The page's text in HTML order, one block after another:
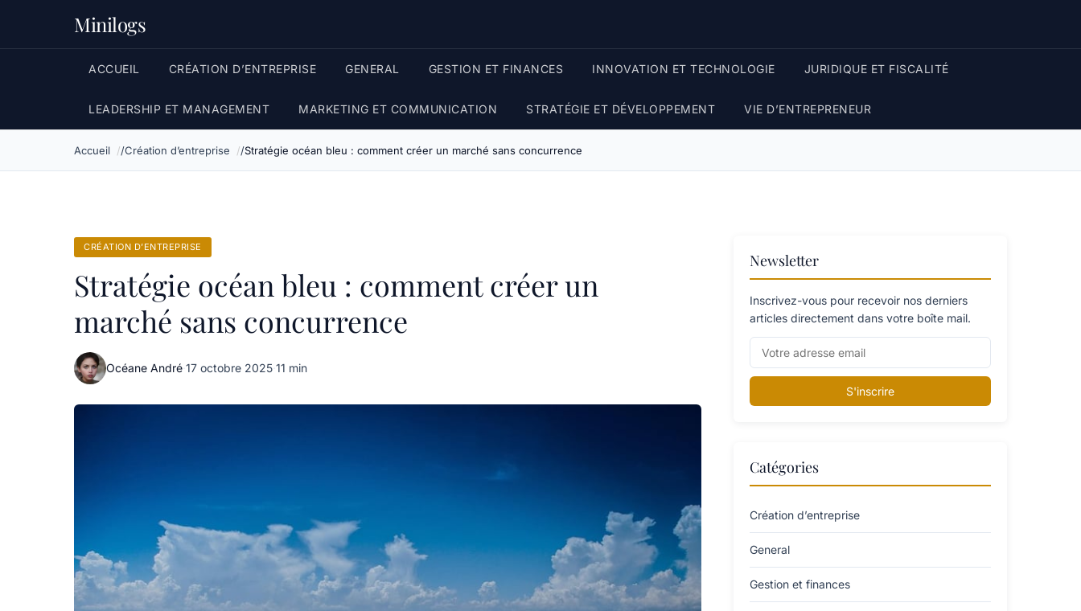
Minilogs
ACCUEIL CRÉATION D’ENTREPRISE GENERAL GESTION ET FINANCES INNOVATION ET TECHNOLOGIE JURIDIQUE ET FISCALITÉ
LEADERSHIP ET MANAGEMENT MARKETING ET COMMUNICATION STRATÉGIE ET DÉVELOPPEMENT VIE D’ENTREPRENEUR
Accueil Création d’entreprise Stratégie océan bleu : comment créer un marché sans concurrence
CRÉATION D’ENTREPRISE
Stratégie océan bleu : comment créer un
marché sans concurrence
Océane André·17 octobre 2025·11 min
Newsletter
Inscrivez-vous pour recevoir nos derniers
articles directement dans votre boîte mail.
S'inscrire
Catégories
Création d’entreprise
General
Gestion et finances